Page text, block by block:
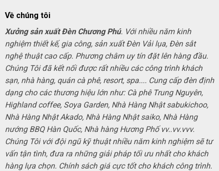
Về chúng tôi
Xưởng sản xuất Đèn Chương Phú. Với nhiều năm kinh
nghiệm thiết kế, gia công, sản xuất Đèn Vải lụa, Đèn sắt
nghệ thuật cao cấp. Phương châm uy tín đặt lên hàng đầu.
Chúng Tôi đã kết nối được rất nhiều các công trình khách
sạn, nhà hàng, quán cà phê, resort, spa.... Cung cấp đèn định
dạng cho các thương hiệu lớn như: Cà phê Trung Nguyên,
Highland coffee, Soya Garden, Nhà Hàng Nhật sabukichoo,
Nhà Hàng Nhật Akado, Nhà Hàng Nhật saiko, Nhà Hàng
nướng BBQ Hàn Quốc, Nhà hàng Hương Phố vv..vv.vvv.
Chúng Tôi với đội ngũ kỹ thuật nhiều năm kinh nghiệm sẽ tư
vấn tận tình, đưa ra những giải pháp tối ưu nhất cho khách
hàng lựa chọn. Chính sách giá cực tốt cho khách công trình.